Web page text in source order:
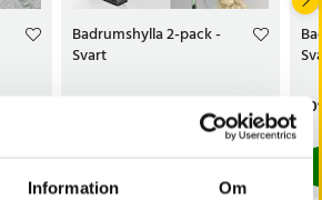
Information Om
vardagar
Badrumshylla 2-pack -
Svart
I lager, levereras inom 1-2 vardagar